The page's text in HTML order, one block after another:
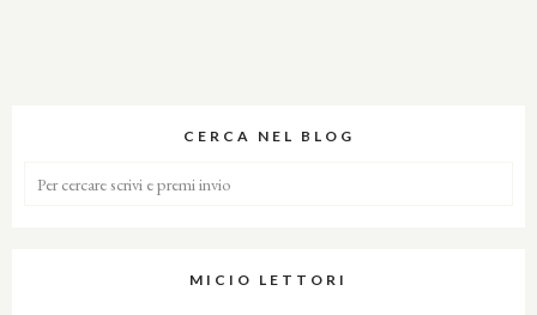
CERCA NEL BLOG
MICIO LETTORI